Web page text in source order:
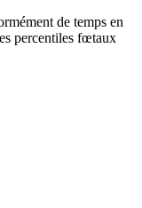
de temps en
percentiles fœtaux